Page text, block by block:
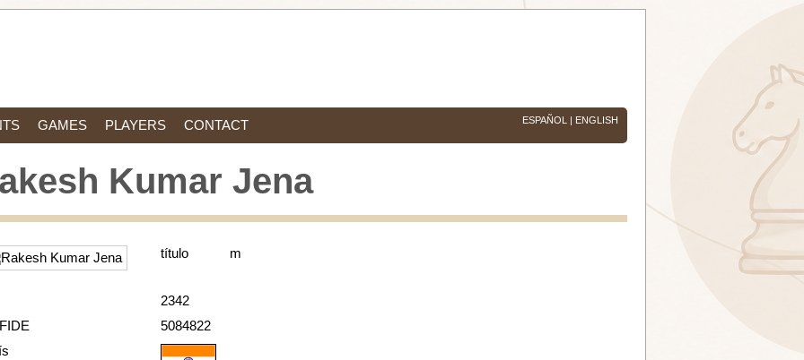
GAMES PLAYERS CONTACT ESPAÑOL | ENGLISH
Kumar Jena
título m
2342
5084822